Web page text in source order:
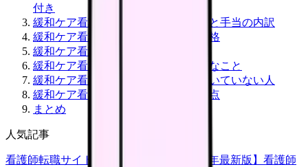
付き
緩和ケア看護師の年収・給料｜平均と手当の内訳
緩和ケア看護師に必要なスキル・資格
緩和ケア看護師のメリット5つ
緩和ケア看護師のデメリット・大変なこと
緩和ケア看護師に向いている人・向いていない人
緩和ケア看護師への転職方法と注意点
まとめ
人気記事
看護師転職サイトランキングTOP5【2026年最新版】 看護師